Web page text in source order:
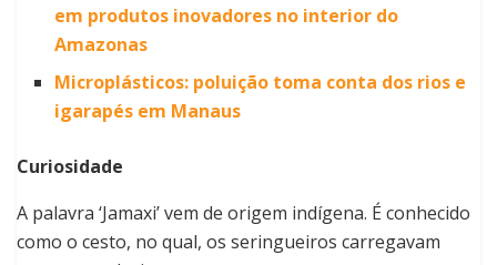
em produtos inovadores no interior do
Amazonas
Microplásticos: poluição toma conta dos rios e
igarapés em Manaus
Curiosidade
A palavra ‘Jamaxi’ vem de origem indígena. É conhecido
como o cesto, no qual, os seringueiros carregavam